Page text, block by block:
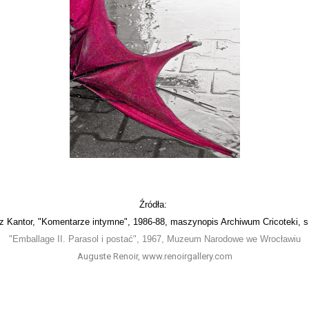
Źródła:
Kantor, "Komentarze intymne", 1986-88, maszynopis Archiwum Cricoteki,
"Emballage II. Parasol i postać", 1967, Muzeum Narodowe we Wrocławiu
Auguste Renoir, www.renoirgallery.com